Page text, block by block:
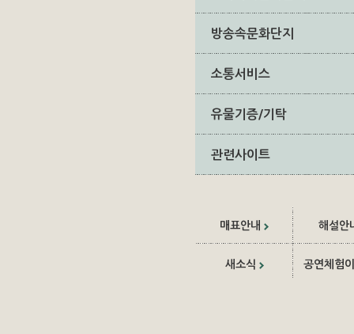
방송속문화단지
소통서비스
유물기증/기탁
관련사이트
매표안내 해설안
새소식 공연체험